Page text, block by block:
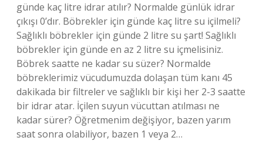
günde kaç litre idrar atılır? Normalde günlük idrar
çıkışı 0’dır. Böbrekler için günde kaç litre su içilmeli?
Sağlıklı böbrekler için günde 2 litre su şart! Sağlıklı
böbrekler için günde en az 2 litre su içmelisiniz.
Böbrek saatte ne kadar su süzer? Normalde
böbreklerimiz vücudumuzda dolaşan tüm kanı 45
dakikada bir filtreler ve sağlıklı bir kişi her 2-3 saatte
bir idrar atar. İçilen suyun vücuttan atılması ne
kadar sürer? Öğretmenim değişiyor, bazen yarım
saat sonra olabiliyor, bazen 1 veya 2…